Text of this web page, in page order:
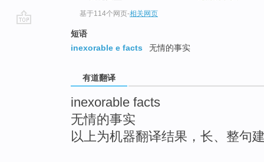
基于114个网页-相关网页
短语
inexorable e facts
无情的事实
有道翻译
inexorable facts
无情的事实
以上为机器翻译结果，长、整句